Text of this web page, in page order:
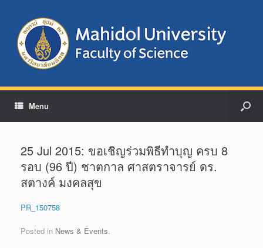
Menu
25 Jul 2015: ขอเชิญร่วมพิธีทำบุญ ครบ 8
รอบ (96 ปี) ชาตกาล ศาสตราจารย์ ดร.
สตางค์ มงคลสุข
PR_150758
Posted in News & Events.